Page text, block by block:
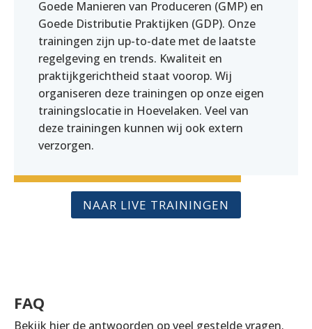
Goede Manieren van Produceren (GMP) en
Goede Distributie Praktijken (GDP). Onze
trainingen zijn up-to-date met de laatste
regelgeving en trends. Kwaliteit en
praktijkgerichtheid staat voorop. Wij
organiseren deze trainingen op onze eigen
trainingslocatie in Hoevelaken. Veel van
deze trainingen kunnen wij ook extern
verzorgen.
NAAR LIVE TRAININGEN
FAQ
Bekijk hier de antwoorden op veel gestelde vragen.